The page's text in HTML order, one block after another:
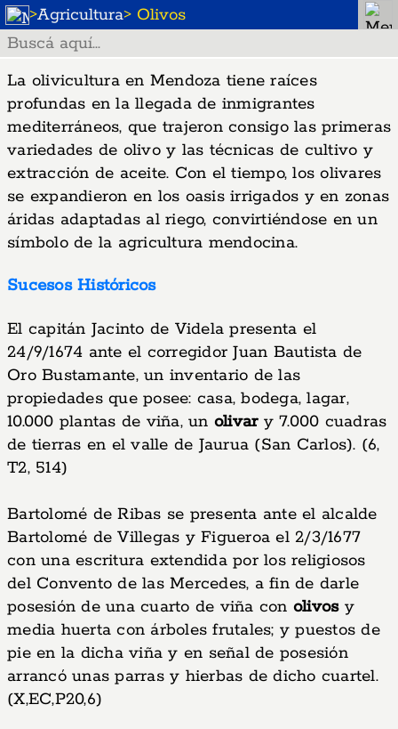
>Agricultura> Olivos
La olivicultura en Mendoza tiene raíces
profundas en la llegada de inmigrantes
mediterráneos, que trajeron consigo las primeras
variedades de olivo y las técnicas de cultivo y
extracción de aceite. Con el tiempo, los olivares
se expandieron en los oasis irrigados y en zonas
áridas adaptadas al riego, convirtiéndose en un
símbolo de la agricultura mendocina.
Sucesos Históricos
El capitán Jacinto de Videla presenta el
24/9/1674 ante el corregidor Juan Bautista de
Oro Bustamante, un inventario de las
propiedades que posee: casa, bodega, lagar,
10.000 plantas de viña, un olivary 7.000 cuadras
de tierras en el valle de Jaurua (San Carlos). (6,
T2, 514)
Bartolomé de Ribas se presenta ante el alcalde
Bartolomé de Villegas y Figueroa el 2/3/1677
con una escritura extendida por los religiosos
del Convento de las Mercedes, a fin de darle
posesión de una cuarto de viña con olivosy
media huerta con árboles frutales; y puestos de
pie en la dicha viña y en señal de posesión
arrancó unas parras y hierbas de dicho cuartel.
(X,EC,P20,6)